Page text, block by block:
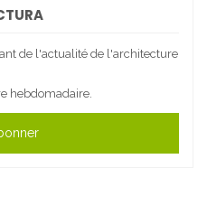
de l'actualité de l'architecture
hebdomadaire.